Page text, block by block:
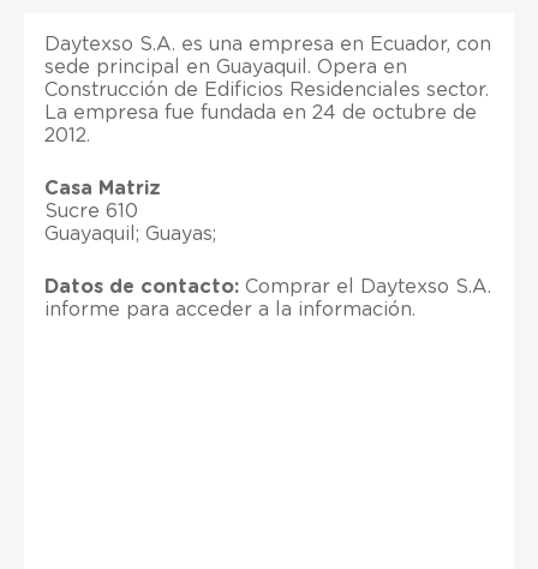
Daytexso S.A. es una empresa en Ecuador, con
sede principal en Guayaquil. Opera en
Construcción de Edificios Residenciales sector.
La empresa fue fundada en 24 de octubre de
2012.
Casa Matriz
Sucre 610
Guayaquil; Guayas;
Datos de contacto: Comprar el Daytexso S.A.
informe para acceder a la información.